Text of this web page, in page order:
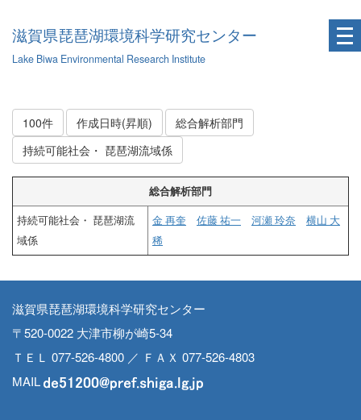
滋賀県琵琶湖環境科学研究センター
Lake Biwa Environmental Research Institute
100件 作成日時(昇順)
総合解析部門
持続可能社会・ 琵琶湖流域係
総合解析部門
持続可能社会・ 琵琶湖流
域係
金 再奎 佐藤 祐一 河瀬 玲奈
横山 大
稀
滋賀県琵琶湖環境科学研究センター
〒520-0022 大津市柳が崎5-34
ＴＥＬ 077-526-4800 ／ ＦＡＸ 077-526-4803
MAIL